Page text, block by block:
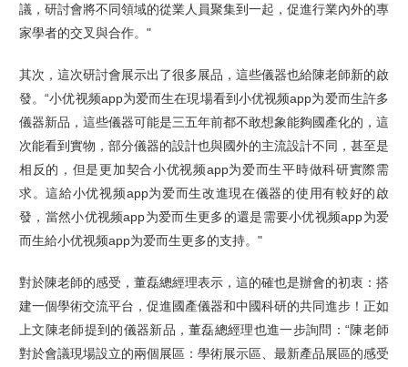
議，研討會將不同領域的從業人員聚集到一起，促進行業內外的專
家學者的交叉與合作。"
其次，這次研討會展示出了很多展品，這些儀器也給陳老師新的啟
發。“小优视频app为爱而生在現場看到小优视频app为爱而生許多
儀器新品，這些儀器可能是三五年前都不敢想象能夠國產化的，這
次能看到實物，部分儀器的設計也與國外的主流設計不同，甚至是
相反的，但是更加契合小优视频app为爱而生平時做科研實際需
求。這給小优视频app为爱而生改進現在儀器的使用有較好的啟
發，當然小优视频app为爱而生更多的還是需要小优视频app为爱
而生給小优视频app为爱而生更多的支持。"
對於陳老師的感受，董磊總經理表示，這的確也是辦會的初衷：搭
建一個學術交流平台，促進國產儀器和中國科研的共同進步！正如
上文陳老師提到的儀器新品，董磊總經理也進一步詢問：“陳老師
對於會議現場設立的兩個展區：學術展示區、最新產品展區的感受